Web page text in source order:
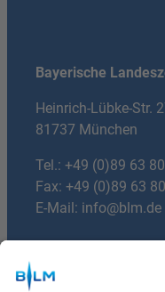
Bayerische
Heinrich-Lübke-Str.
81737 München
Tel.: +49 (0)89 63
Fax: +49 (0)89 63
E-Mail: info@blm.de